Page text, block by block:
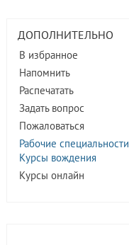
ДОПОЛНИТЕЛЬНО
В избранное
Напомнить
Распечатать
Задать вопрос
Пожаловаться
Рабочие специальности
Курсы вождения
Курсы онлайн